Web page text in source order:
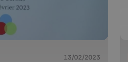
13/02/2023